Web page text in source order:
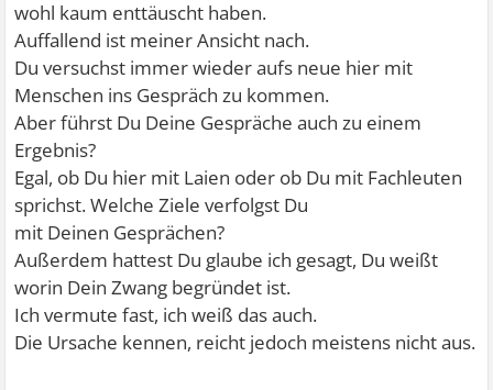
wohl kaum enttäuscht haben.
Auffallend ist meiner Ansicht nach.
Du versuchst immer wieder aufs neue hier mit
Menschen ins Gespräch zu kommen.
Aber führst Du Deine Gespräche auch zu einem
Ergebnis?
Egal, ob Du hier mit Laien oder ob Du mit Fachleuten
sprichst. Welche Ziele verfolgst Du
mit Deinen Gesprächen?
Außerdem hattest Du glaube ich gesagt, Du weißt
worin Dein Zwang begründet ist.
Ich vermute fast, ich weiß das auch.
Die Ursache kennen, reicht jedoch meistens nicht aus.